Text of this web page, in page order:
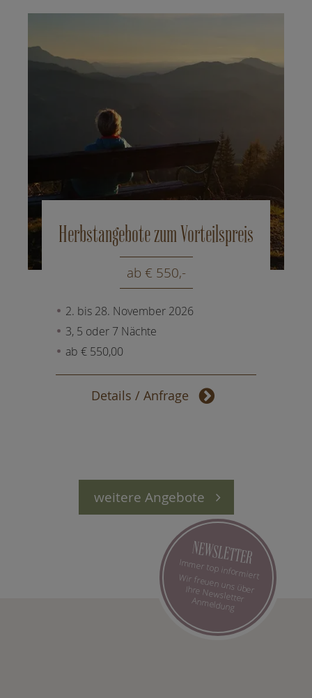
Herbstangebote zum Vorteilspreis
ab € 550,-
2. bis 28. November 2026
3, 5 oder 7 Nächte
ab € 550,00
Details / Anfrage
weitere Angebote
NEWSLETTER
Immer top informiert
Wir freuen uns über Ihre Newsletter Anmeldung